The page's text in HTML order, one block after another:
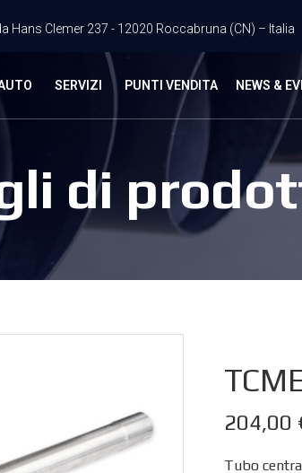
Hans Clemer 237 - 12020 Roccabruna (CN) – Italia
SERVIZI PUNTI VENDITA NEWS &
di
204,00
Tubo